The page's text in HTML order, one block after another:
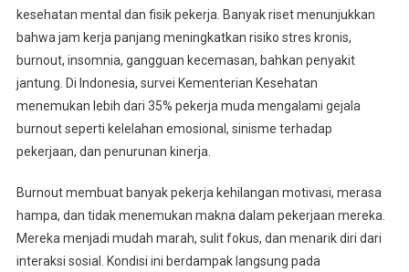
kesehatan mental dan fisik pekerja. Banyak riset menunjukkan
bahwa jam kerja panjang meningkatkan risiko stres kronis,
burnout, insomnia, gangguan kecemasan, bahkan penyakit
jantung. Di Indonesia, survei Kementerian Kesehatan
menemukan lebih dari 35% pekerja muda mengalami gejala
burnout seperti kelelahan emosional, sinisme terhadap
pekerjaan, dan penurunan kinerja.
Burnout membuat banyak pekerja kehilangan motivasi, merasa
hampa, dan tidak menemukan makna dalam pekerjaan mereka.
Mereka menjadi mudah marah, sulit fokus, dan menarik diri dari
interaksi sosial. Kondisi ini berdampak langsung pada